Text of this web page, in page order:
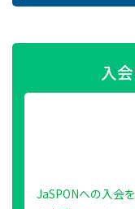
入
JaSPONへの入会